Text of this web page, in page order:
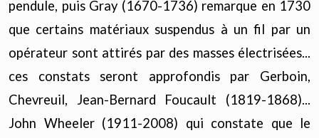
pendule, puis Gray (1670-1736) remarque en 1730
que certains matériaux suspendus à un fil par un
opérateur sont attirés par des masses électrisées...
ces constats seront approfondis par Gerboin,
Chevreuil, Jean-Bernard Foucault (1819-1868)...
John Wheeler (1911-2008) qui constate que le